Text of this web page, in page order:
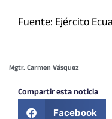
Fuente: Ejército
Mgtr. Carmen Vásquez
Compartir esta noticia
Facebook